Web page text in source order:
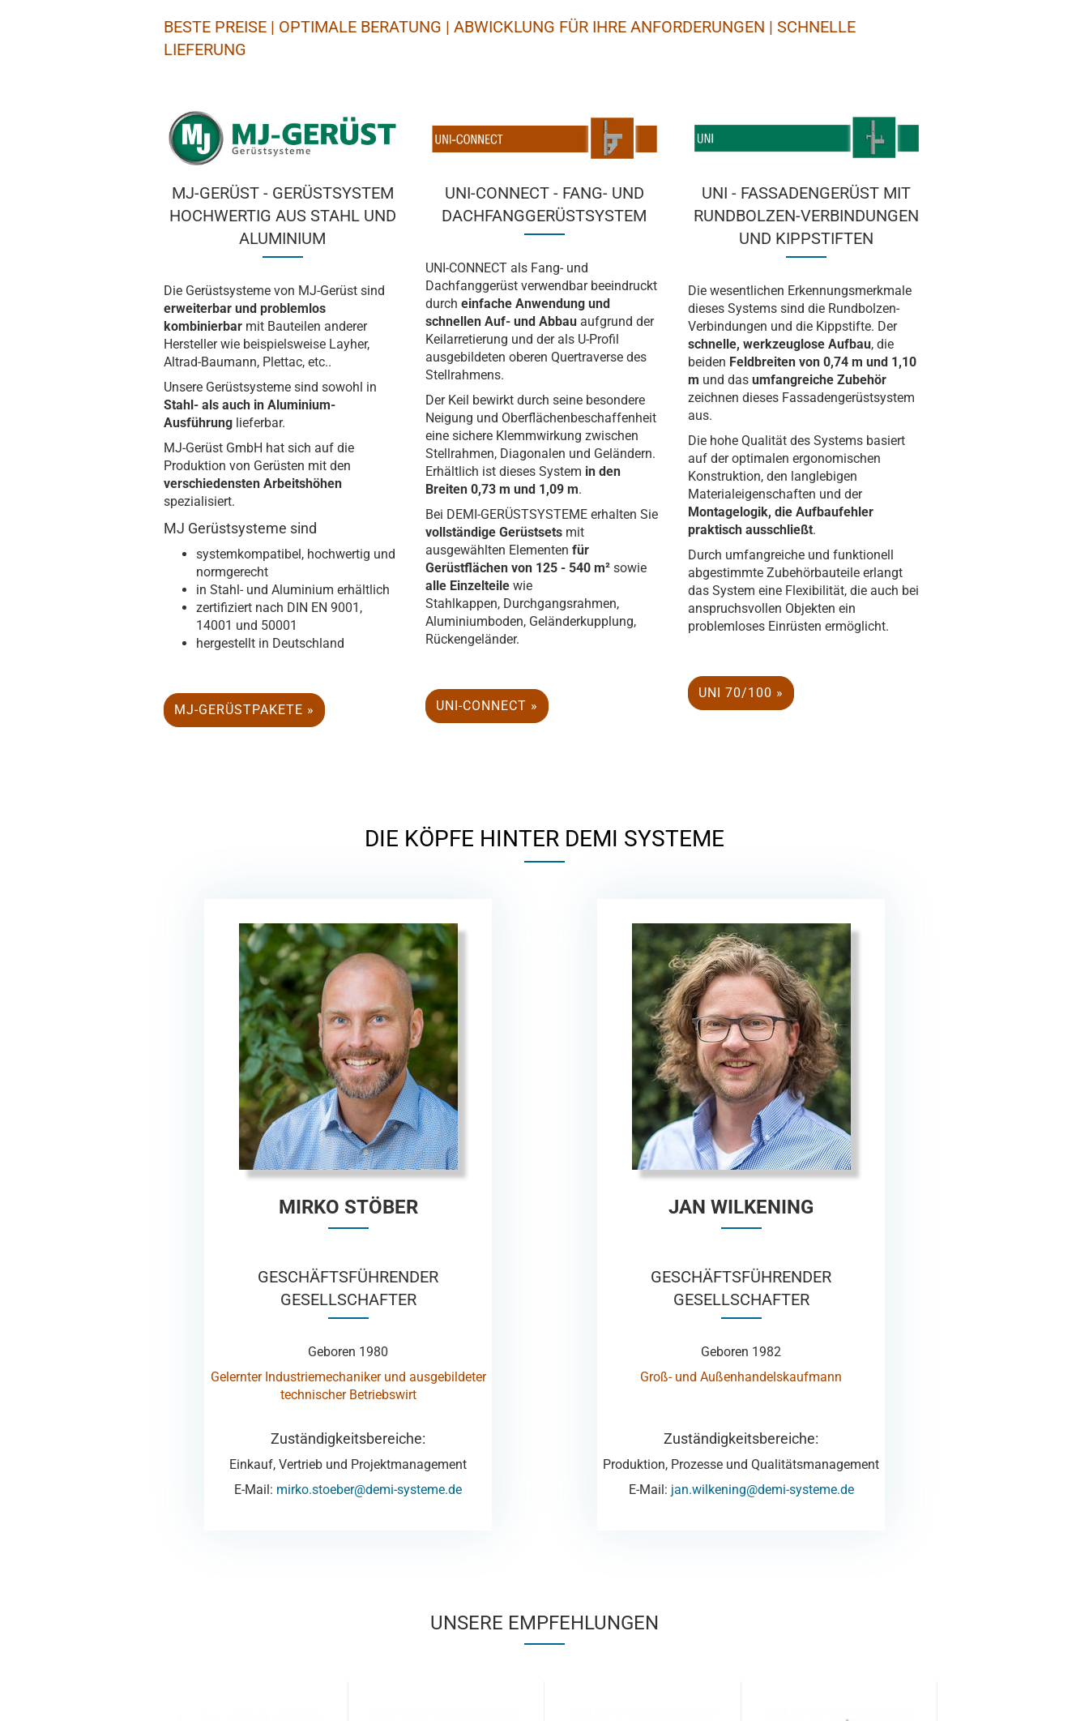
BESTE PREISE | OPTIMALE BERATUNG | ABWICKLUNG FÜR IHRE ANFORDERUNGEN | SCHNELLE
LIEFERUNG
MJ-GERÜST - GERÜSTSYSTEM
HOCHWERTIG AUS STAHL UND
ALUMINIUM
Die Gerüstsysteme von MJ-Gerüst sind
erweiterbar und problemlos
kombinierbar mit Bauteilen anderer
Hersteller wie beispielsweise Layher,
Altrad-Baumann, Plettac, etc..
Unsere Gerüstsysteme sind sowohl in
Stahl- als auch in Aluminium-
Ausführung lieferbar.
MJ-Gerüst GmbH hat sich auf die
Produktion von Gerüsten mit den
verschiedensten Arbeitshöhen
spezialisiert.
MJ Gerüstsysteme sind
systemkompatibel, hochwertig und
normgerecht
in Stahl- und Aluminium erhältlich
zertifiziert nach DIN EN 9001,
14001 und 50001
hergestellt in Deutschland
MJ-GERÜSTPAKETE »
UNI-CONNECT - FANG- UND
DACHFANGGERÜSTSYSTEM
UNI-CONNECT als Fang- und
Dachfanggerüst verwendbar beeindruckt
durcheinfache Anwendung und
schnellen Auf- und Abbau aufgrund der
Keilarretierung und der als U-Profil
ausgebildeten oberen Quertraverse des
Stellrahmens.
Der Keil bewirkt durch seine besondere
Neigung und Oberflächenbeschaffenheit
eine sichere Klemmwirkung zwischen
Stellrahmen, Diagonalen und Geländern.
Erhältlich ist dieses System in den
Breiten 0,73 m und 1,09 m.
Bei DEMI-GERÜSTSYSTEME erhalten Sie
vollständige Gerüstsets mit
ausgewählten Elementenfür
Gerüstflächen von 125 - 540 m² sowie
alle Einzelteile wie
Stahlkappen, Durchgangsrahmen,
Aluminiumboden, Geländerkupplung,
Rückengeländer.
UNI-CONNECT »
UNI - FASSADENGERÜST MIT
RUNDBOLZEN-VERBINDUNGEN
UND KIPPSTIFTEN
Die wesentlichen Erkennungsmerkmale
dieses Systems sind die Rundbolzen-
Verbindungen und die Kippstifte. Der
schnelle, werkzeuglose Aufbau, die
beiden Feldbreiten von 0,74 m und 1,10
m und das umfangreiche Zubehör
zeichnen dieses Fassadengerüstsystem
aus.
Die hohe Qualität des Systems basiert
auf der optimalen ergonomischen
Konstruktion, den langlebigen
Materialeigenschaften und der
Montagelogik, die Aufbaufehler
praktisch ausschließt.
Durch umfangreiche und funktionell
abgestimmte Zubehörbauteile erlangt
das System eine Flexibilität, die auch bei
anspruchsvollen Objekten ein
problemloses Einrüsten ermöglicht.
UNI 70/100 »
DIE KÖPFE HINTER DEMI SYSTEME
MIRKO STÖBER
GESCHÄFTSFÜHRENDER
GESELLSCHAFTER
Geboren 1980
Gelernter Industriemechaniker und ausgebildeter
technischer Betriebswirt
Zuständigkeitsbereiche:
Einkauf, Vertrieb und Projektmanagement
E-Mail: mirko.stoeber@demi-systeme.de
JAN WILKENING
GESCHÄFTSFÜHRENDER
GESELLSCHAFTER
Geboren 1982
Groß- und Außenhandelskaufmann
Zuständigkeitsbereiche:
Produktion, Prozesse und Qualitätsmanagement
E-Mail: jan.wilkening@demi-systeme.de
UNSERE EMPFEHLUNGEN